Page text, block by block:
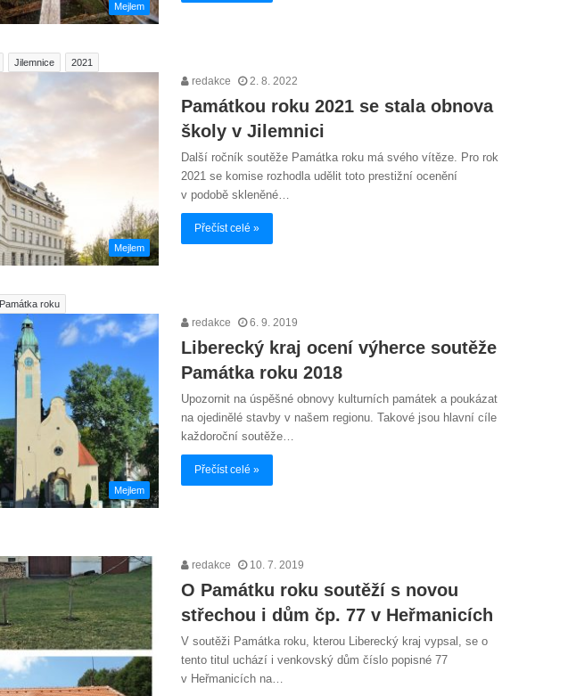
Mejlem
Jilemnice 2021
Mejlem
redakce 2. 8. 2022
Památkou roku 2021 se stala obnova
školy v Jilemnici
Další ročník soutěže Památka roku má svého vítěze. Pro rok
2021 se komise rozhodla udělit toto prestižní ocenění
v podobě skleněné…
Přečíst celé »
Památka roku
Mejlem
redakce 6. 9. 2019
Liberecký kraj ocení výherce soutěže
Památka roku 2018
Upozornit na úspěšné obnovy kulturních památek a poukázat
na ojedinělé stavby v našem regionu. Takové jsou hlavní cíle
každoroční soutěže…
Přečíst celé »
redakce 10. 7. 2019
O Památku roku soutěží s novou
střechou i dům čp. 77 v Heřmanicích
V soutěži Památka roku, kterou Liberecký kraj vypsal, se o
tento titul uchází i venkovský dům číslo popisné 77
v Heřmanicích na…